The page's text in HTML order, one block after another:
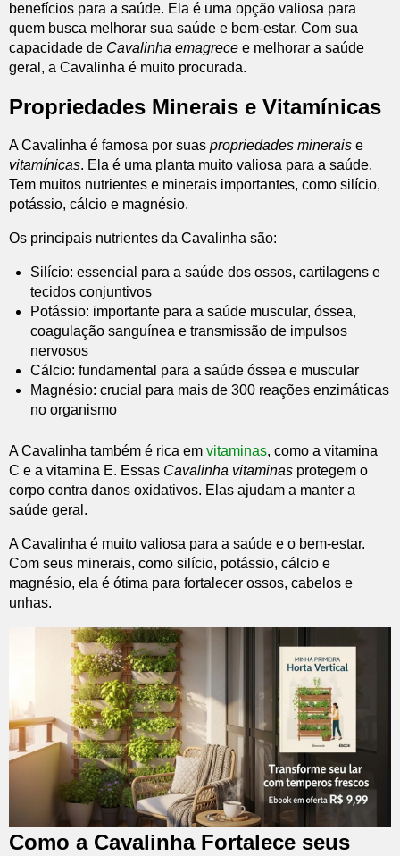
benefícios para a saúde. Ela é uma opção valiosa para
quem busca melhorar sua saúde e bem-estar. Com sua
capacidade de Cavalinha emagrece e melhorar a saúde
geral, a Cavalinha é muito procurada.
Propriedades Minerais e Vitamínicas
A Cavalinha é famosa por suas propriedades minerais e
vitamínicas. Ela é uma planta muito valiosa para a saúde.
Tem muitos nutrientes e minerais importantes, como silício,
potássio, cálcio e magnésio.
Os principais nutrientes da Cavalinha são:
Silício: essencial para a saúde dos ossos, cartilagens e
tecidos conjuntivos
Potássio: importante para a saúde muscular, óssea,
coagulação sanguínea e transmissão de impulsos
nervosos
Cálcio: fundamental para a saúde óssea e muscular
Magnésio: crucial para mais de 300 reações enzimáticas
no organismo
A Cavalinha também é rica em vitaminas, como a vitamina
C e a vitamina E. Essas Cavalinha vitaminas protegem o
corpo contra danos oxidativos. Elas ajudam a manter a
saúde geral.
A Cavalinha é muito valiosa para a saúde e o bem-estar.
Com seus minerais, como silício, potássio, cálcio e
magnésio, ela é ótima para fortalecer ossos, cabelos e
unhas.
Como a Cavalinha Fortalece seus